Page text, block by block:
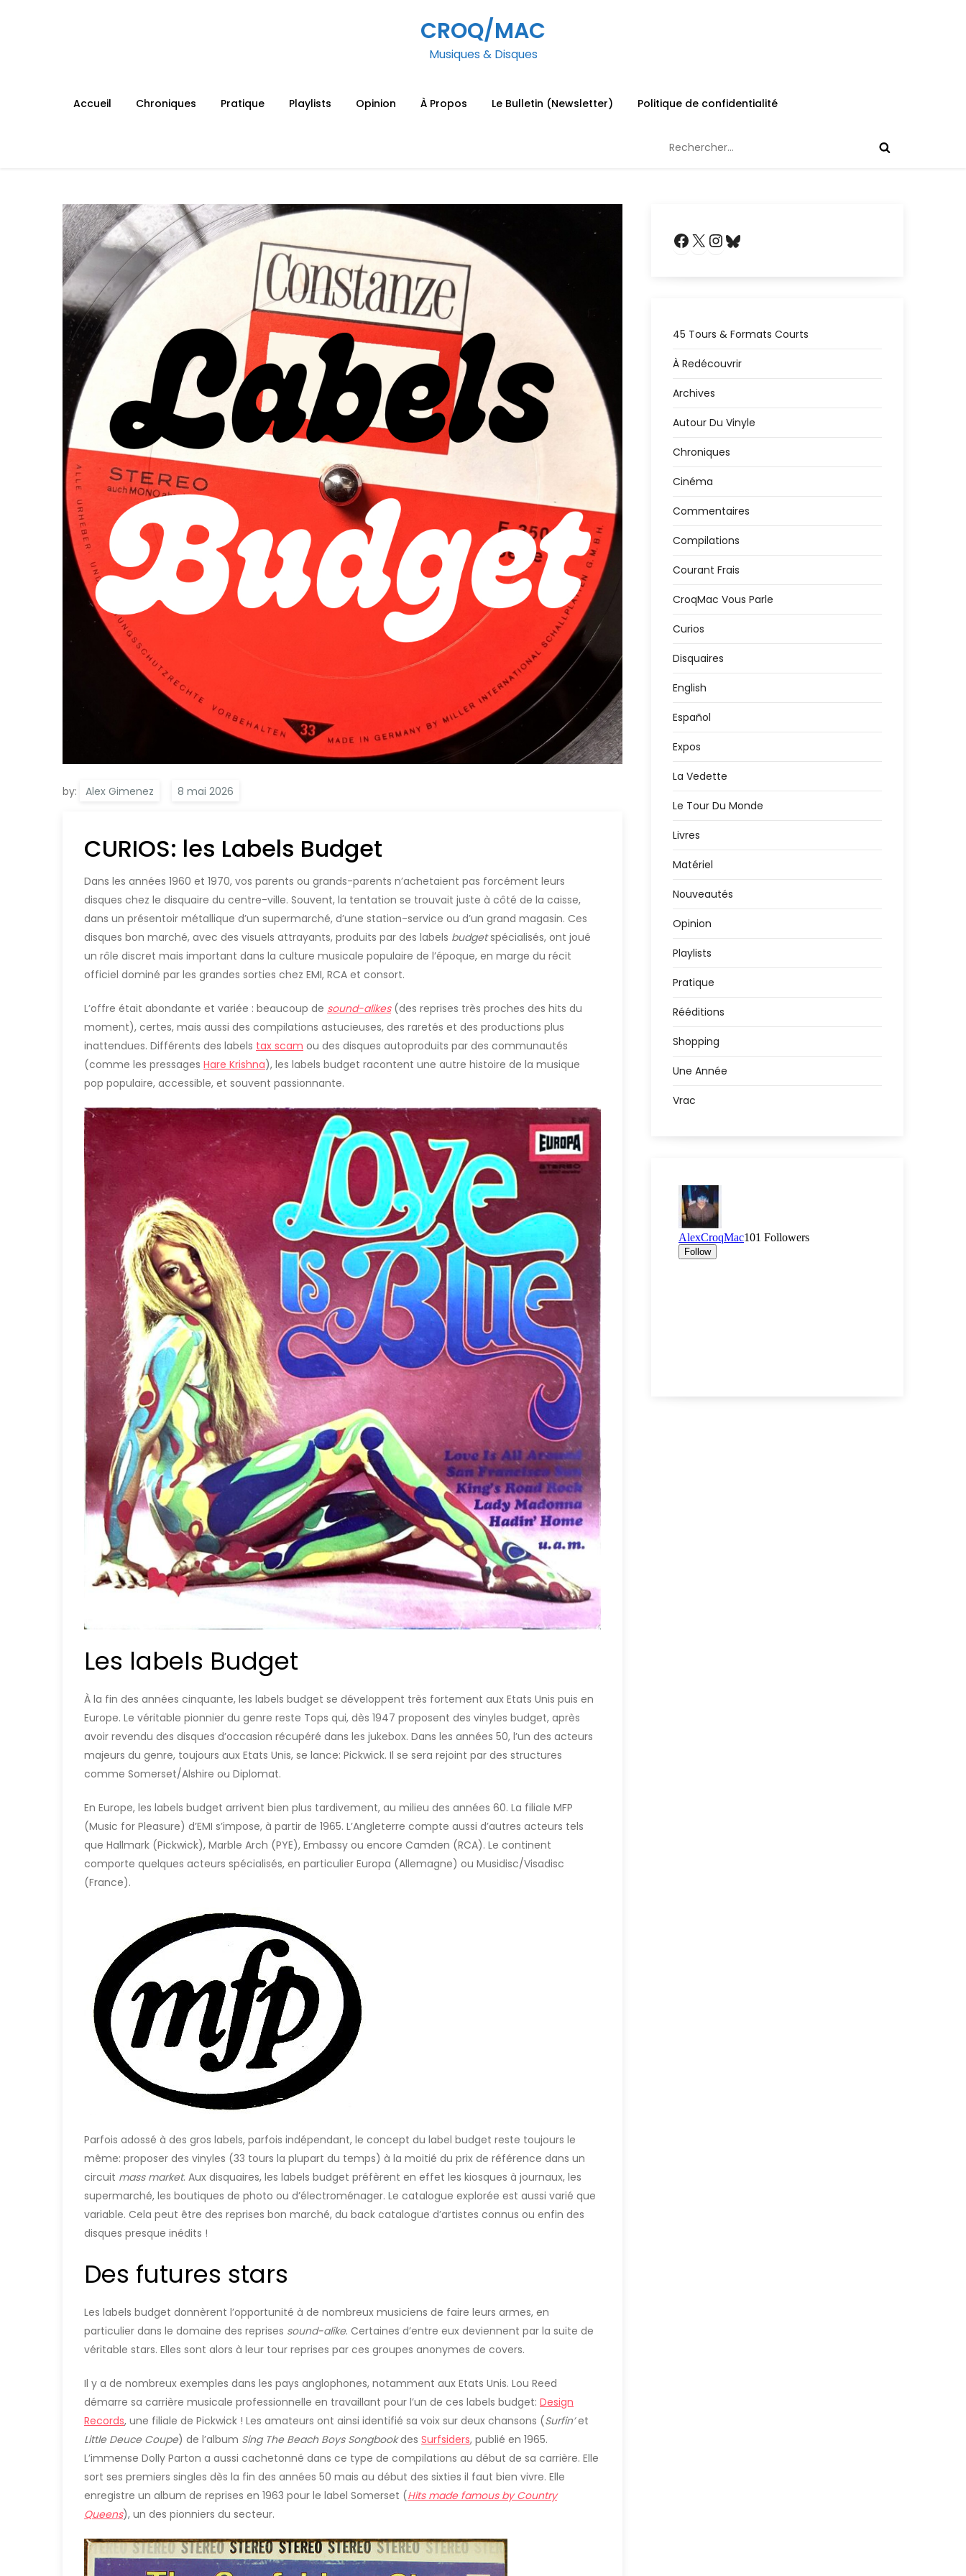
CROQ/MAC
Musiques & Disques
Accueil Chroniques Pratique Playlists Opinion À Propos Le Bulletin (Newsletter) Politique de confidentialité
by: Alex Gimenez
CURIOS: les Labels Budget
Dans les années 1960 et 1970, vos parents ou grands-parents n’achetaient pas forcément leurs
disques chez le disquaire du centre-ville. Souvent, la tentation se trouvait juste à côté de la caisse,
dans un présentoir métallique d’un supermarché, d’une station-service ou d’un grand magasin. Ces
disques bon marché, avec des visuels attrayants, produits par des labels budgetspécialisés, ont joué
un rôle discret mais important dans la culture musicale populaire de l’époque, en marge du récit
officiel dominé par les grandes sorties chez EMI, RCA et consort.
L’offre était abondante et variée : beaucoup de sound-alikes(des reprises très proches des hits du
moment), certes, mais aussi des compilations astucieuses, des raretés et des productions plus
inattendues. Différents des labels tax scam ou des disques autoproduits par des communautés
(comme les pressages Hare Krishna), les labels budget racontent une autre histoire de la musique
pop populaire, accessible, et souvent passionnante.
Les labels Budget
À la fin des années cinquante, les labels budget se développent très fortement aux Etats Unis puis en
Europe. Le véritable pionnier du genre reste Tops qui, dès 1947 proposent des vinyles budget, après
avoir revendu des disques d’occasion récupéré dans les jukebox. Dans les années 50, l’un des acteurs
majeurs du genre, toujours aux Etats Unis, se lance: Pickwick. Il se sera rejoint par des structures
comme Somerset/Alshire ou Diplomat.
En Europe, les labels budget arrivent bien plus tardivement, au milieu des années 60. La filiale MFP
(Music for Pleasure) d’EMI s’impose, à partir de 1965. L’Angleterre compte aussi d’autres acteurs tels
que Hallmark (Pickwick), Marble Arch (PYE), Embassy ou encore Camden (RCA). Le continent
comporte quelques acteurs spécialisés, en particulier Europa (Allemagne) ou Musidisc/Visadisc
(France).
Parfois adossé à des gros labels, parfois indépendant, le concept du label budget reste toujours le
même: proposer des vinyles (33 tours la plupart du temps) à la moitié du prix de référence dans un
circuit mass market. Aux disquaires, les labels budget préfèrent en effet les kiosques à journaux, les
supermarché, les boutiques de photo ou d’électroménager. Le catalogue explorée est aussi varié que
variable. Cela peut être des reprises bon marché, du back catalogue d’artistes connus ou enfin des
disques presque inédits !
Des futures stars
Les labels budget donnèrent l’opportunité à de nombreux musiciens de faire leurs armes, en
particulier dans le domaine des reprises sound-alike. Certaines d’entre eux deviennent par la suite de
véritable stars. Elles sont alors à leur tour reprises par ces groupes anonymes de covers.
Il y a de nombreux exemples dans les pays anglophones, notamment aux Etats Unis. Lou Reed
démarre sa carrière musicale professionnelle en travaillant pour l’un de ces labels budget: Design
Records, une filiale de Pickwick ! Les amateurs ont ainsi identifié sa voix sur deux chansons (Surfin’et
Little Deuce Coupe) de l’album Sing The Beach Boys Songbookdes Surfsiders, publié en 1965.
L’immense Dolly Parton a aussi cachetonné dans ce type de compilations au début de sa carrière. Elle
sort ses premiers singles dès la fin des années 50 mais au début des sixties il faut bien vivre. Elle
enregistre un album de reprises en 1963 pour le label Somerset (Hits made famous by Country
Queens), un des pionniers du secteur.
Facebook
X Instagram
45 Tours & Formats Courts
À Redécouvrir
Archives
Autour Du Vinyle
Chroniques
Cinéma
Commentaires
Compilations
Courant Frais
CroqMac Vous Parle
Curios
Disquaires
English
Español
Expos
La Vedette
Le Tour Du Monde
Livres
Matériel
Nouveautés
Opinion
Playlists
Pratique
Rééditions
Shopping
Une Année
Vrac